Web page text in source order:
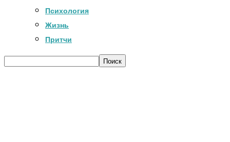
Психология
Жизнь
Притчи